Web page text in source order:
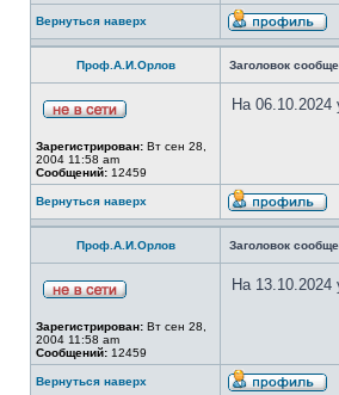
Вернуться наверх
Проф.А.И.Орлов Заголовок
Зарегистрирован: Вт сен 28,
2004 11:58 am
Сообщений: 12459
На
Вернуться наверх
Проф.А.И.Орлов Заголовок
Зарегистрирован: Вт сен 28,
2004 11:58 am
Сообщений: 12459
На
Вернуться наверх